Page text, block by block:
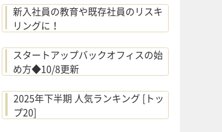
新入社員の教育や既存社員のリスキ
リングに！
スタートアップバックオフィスの始
め方◆10/8更新
2025年下半期 人気ランキング [トッ
プ20]